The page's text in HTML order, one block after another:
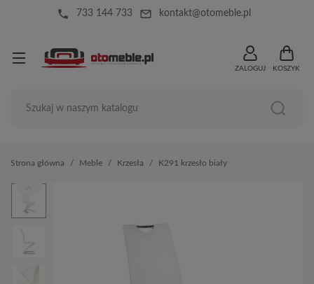
local_phone 733 144 733 mail_outline kontakt@otomeble.pl
ZALOGUJ KOSZYK
Strona główna Meble Krzesła K291 krzesło biały